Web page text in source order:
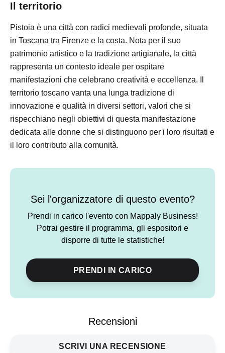
Il territorio
Pistoia è una città con radici medievali profonde, situata
in Toscana tra Firenze e la costa. Nota per il suo
patrimonio artistico e la tradizione artigianale, la città
rappresenta un contesto ideale per ospitare
manifestazioni che celebrano creatività e eccellenza. Il
territorio toscano vanta una lunga tradizione di
innovazione e qualità in diversi settori, valori che si
rispecchiano negli obiettivi di questa manifestazione
dedicata alle donne che si distinguono per i loro risultati e
il loro contributo alla comunità.
Sei l'organizzatore di questo evento?
Prendi in carico l'evento con Mappaly Business!
Potrai gestire il programma, gli espositori e
disporre di tutte le statistiche!
PRENDI IN CARICO
Recensioni
SCRIVI UNA RECENSIONE